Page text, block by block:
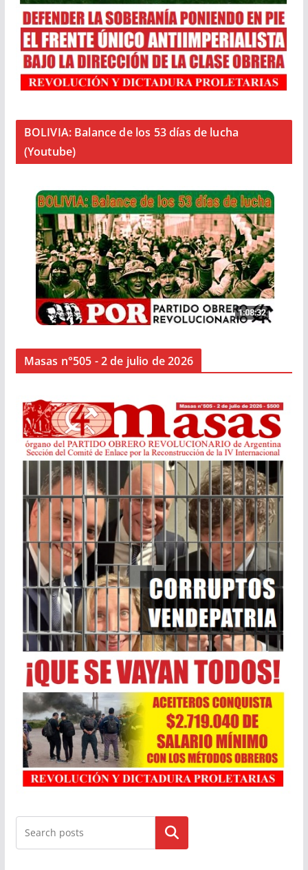
BOLIVIA: Balance de los 53 días de lucha
(Youtube)
Masas n°505 - 2 de julio de 2026
Buscar